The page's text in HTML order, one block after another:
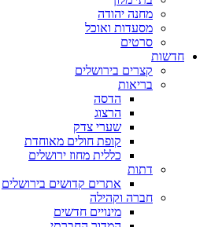
מחנה יהודה
מסעדות ואוכל
סרטים
חדשות
קצרים בירושלים
בריאות
הדסה
הרצוג
שערי צדק
קופת חולים מאוחדת
כללית מחוז ירושלים
דתות
אתרים קדושים בירושלים
חברה וקהילה
מינויים חדשים